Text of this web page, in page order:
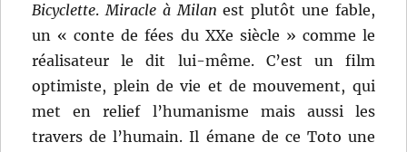
Bicyclette.Miracle à Milan est plutôt une fable,
un « conte de fées du XXe siècle » comme le
réalisateur le dit lui-même. C’est un film
optimiste, plein de vie et de mouvement, qui
met en relief l’humanisme mais aussi les
travers de l’humain. Il émane de ce Toto une